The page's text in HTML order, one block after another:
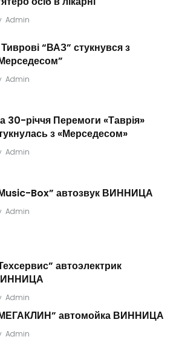
Admin
“ВАЗ” стукнувся з
Admin
30-річчя Перемоги «Таврія»
з «Мерседесом»
Admin
Box” автозвук ВИННИЦА
Admin
автоэлектрик
Admin
автомойка ВИННИЦА
Admin